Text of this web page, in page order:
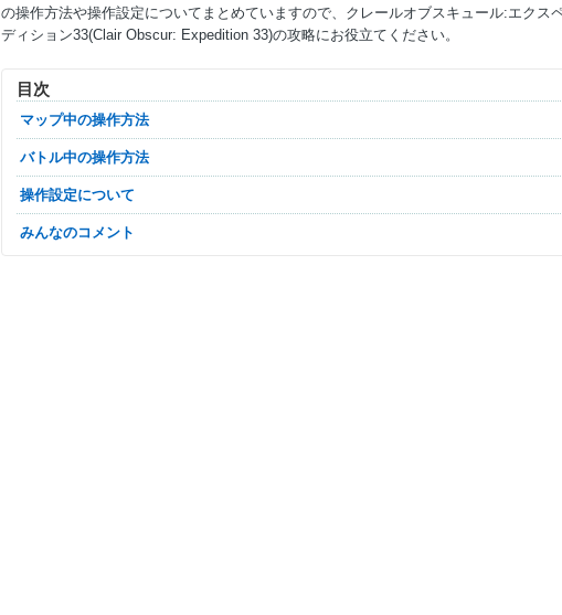
の操作方法や操作設定についてまとめていますので、クレールオブスキュール:エクス
ディション33(Clair Obscur: Expedition 33)の攻略にお役立てください。
目次
マップ中の操作方法
バトル中の操作方法
操作設定について
みんなのコメント